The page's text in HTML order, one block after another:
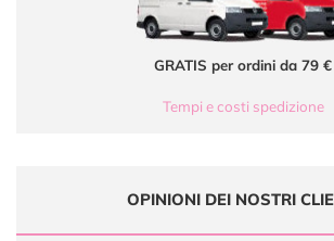
GRATIS per ordini da 79 €
Tempi e costi spedizione
OPINIONI DEI NOSTRI